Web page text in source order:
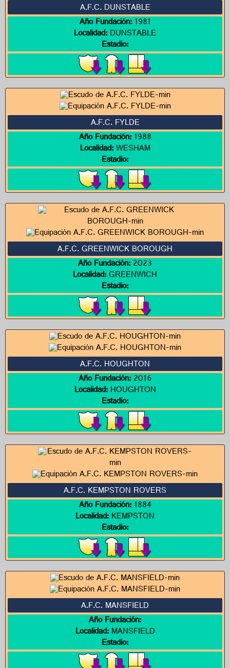
A.F.C. DUNSTABLE
Año Fundación:1981
Localidad:DUNSTABLE
Estadio:
A.F.C. FYLDE
Año Fundación:1988
Localidad:WESHAM
Estadio:
A.F.C. GREENWICK BOROUGH
Año Fundación:2023
Localidad:GREENWICH
Estadio:
A.F.C. HOUGHTON
Año Fundación:2016
Localidad:HOUGHTON
Estadio:
A.F.C. KEMPSTON ROVERS
Año Fundación:1884
Localidad:KEMPSTON
Estadio:
A.F.C. MANSFIELD
Año Fundación:
Localidad:MANSFIELD
Estadio: